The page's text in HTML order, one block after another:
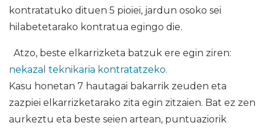
kontratatuko dituen 5 pioiei, jardun osoko sei
hilabetetarako kontratua egingo die.
Atzo, beste elkarrizketa batzuk ere egin ziren:
nekazal teknikaria kontratatzeko.
Kasu honetan 7 hautagai bakarrik zeuden eta
zazpiei elkarrizketarako zita egin zitzaien. Bat ez zen
aurkeztu eta beste seien artean, puntuaziorik